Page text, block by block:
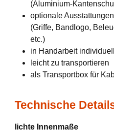
(Aluminium-
optionale
(Griffe, Bandlogo,
etc.)
in Handarbeit
leicht zu transportieren
als Transportbox für
Technische
lichte Innenmaße